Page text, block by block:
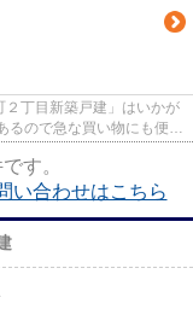
丁目新築戸建」はいかが
るので急な買い物にも便利
す。
い合わせはこちら